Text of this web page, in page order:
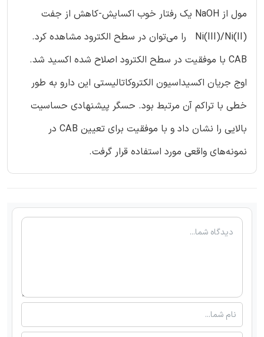
مول از NaOH یک رفتار خوب اکسایش-کاهش از جفت
Ni(III)/Ni(II) را می‌توان در سطح الکترود مشاهده کرد.
CAB با موفقیت در سطح الکترود اصلاح شده اکسید شد.
اوج جریان اکسیداسیون الکتروکاتالیستی این دارو به طور
خطی با تراکم آن مرتبط بود. حسگر پیشنهادی حساسیت
بالایی را نشان داد و با موفقیت برای تعیین CAB در
نمونه‌های واقعی مورد استفاده قرار گرفت.